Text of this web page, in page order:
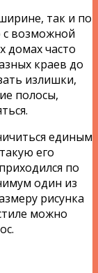
так и по
с возможной
домах часто
краев до
излишки,
полосы,
единым
его
по
один из
рисунка
можно